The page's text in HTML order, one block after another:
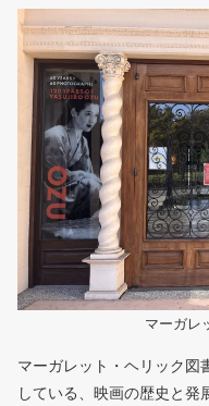
マーガレ
マーガレット・ヘリック図
している、映画の歴史と